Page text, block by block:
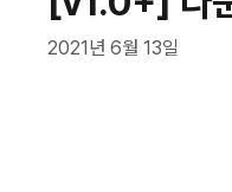
2021년 6월 13일